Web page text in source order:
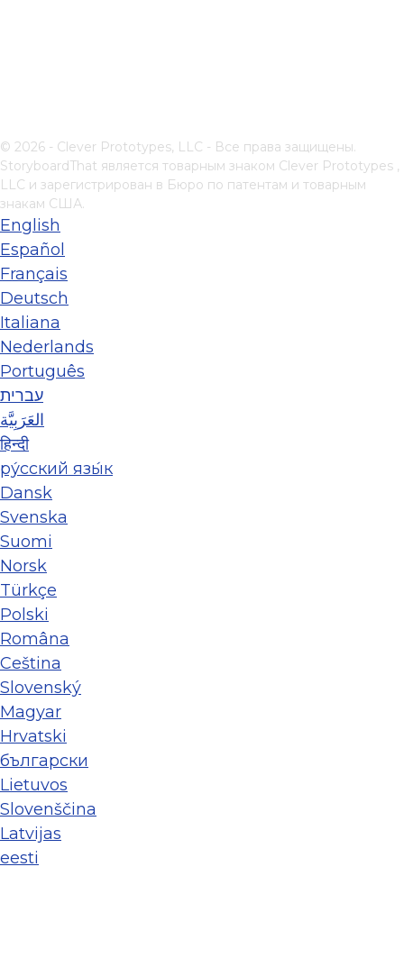
© 2026 - Clever Prototypes, LLC - Все права защищены.
StoryboardThat является товарным знаком Clever Prototypes ,
LLC и зарегистрирован в Бюро по патентам и товарным
знакам США.
English
Español
Français
Deutsch
Italiana
Nederlands
Português
עברית
العَرَبِيَّة
हिन्दी
ру́сский язы́к
Dansk
Svenska
Suomi
Norsk
Türkçe
Polski
Româna
Ceština
Slovenský
Magyar
Hrvatski
български
Lietuvos
Slovenščina
Latvijas
eesti